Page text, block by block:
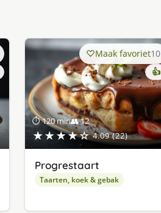
⏱ 120 min👥 12
★★★★☆ 4.09 (22)
Maak favoriet10
👍
Progrestaart
Taarten, koek & gebak